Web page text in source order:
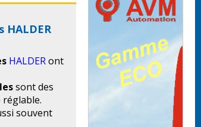
HALDERont
sont des
réglable.
souvent